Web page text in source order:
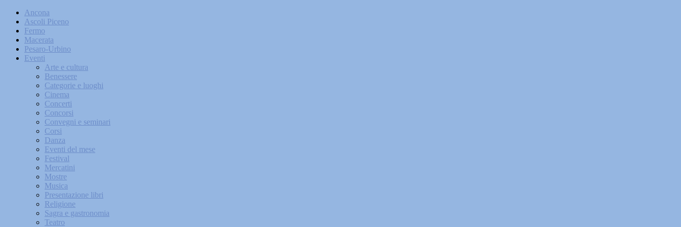
Ancona
Ascoli Piceno
Fermo
Macerata
Pesaro-Urbino
Eventi
Arte e cultura
Benessere
Categorie e luoghi
Cinema
Concerti
Concorsi
Convegni e seminari
Corsi
Danza
Eventi del mese
Festival
Mercatini
Mostre
Musica
Presentazione libri
Religione
Sagra e gastronomia
Teatro